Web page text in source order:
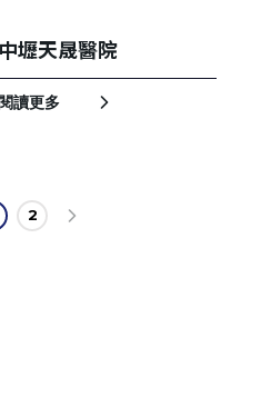
中壢天晟醫院
閱讀更多
2